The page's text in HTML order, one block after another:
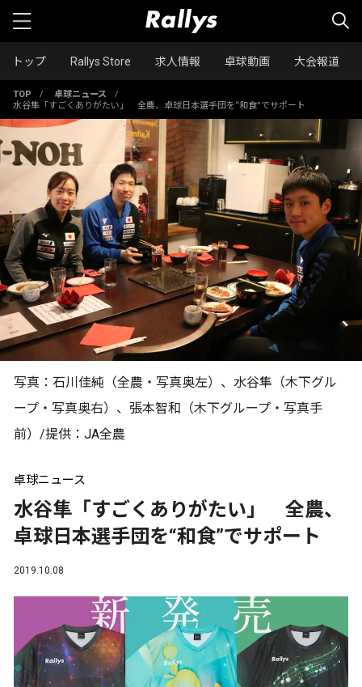
トップ Rallys Store 求人情報 卓球動画 大会報道
TOP / 卓球ニュース
/
水谷隼「すごくありがたい」 全農、卓球日本選手団を“和食”でサポート
写真：石川佳純（全農・写真奥左）、水谷隼（木下グル
ープ・写真奥右）、張本智和（木下グループ・写真手
前）/提供：JA全農
卓球ニュース
水谷隼「すごくありがたい」 全農、
卓球日本選手団を“和食”でサポート
2019.10.08